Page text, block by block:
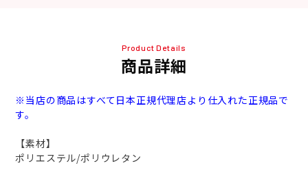
Product Details
商品詳細
※当店の商品はすべて日本正規代理店より仕入れた正規品で
す。
【素材】
ポリエステル/ポリウレタン